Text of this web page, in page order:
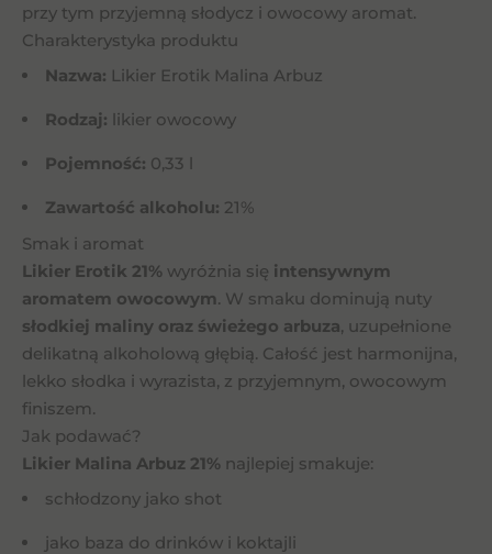
przy tym przyjemną słodycz i owocowy aromat.
Charakterystyka produktu
Nazwa: Likier Erotik Malina Arbuz
Rodzaj: likier owocowy
Pojemność: 0,33 l
Zawartość alkoholu: 21%
Smak i aromat
Likier Erotik 21% wyróżnia się intensywnym
aromatem owocowym. W smaku dominują nuty
słodkiej maliny oraz świeżego arbuza, uzupełnione
delikatną alkoholową głębią. Całość jest harmonijna,
lekko słodka i wyrazista, z przyjemnym, owocowym
finiszem.
Jak podawać?
Likier Malina Arbuz 21% najlepiej smakuje:
schłodzony jako shot
jako baza do drinków i koktajli